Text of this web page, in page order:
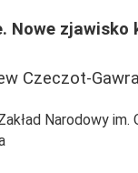
Nowe zjawisko
Czeczot-
Narodowy